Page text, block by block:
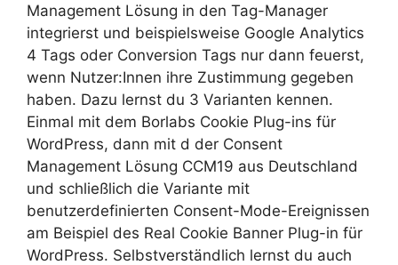
Management Lösung in den Tag-Manager
integrierst und beispielsweise Google Analytics
4 Tags oder Conversion Tags nur dann feuerst,
wenn Nutzer:Innen ihre Zustimmung gegeben
haben. Dazu lernst du 3 Varianten kennen.
Einmal mit dem Borlabs Cookie Plug-ins für
WordPress, dann mit d der Consent
Management Lösung CCM19 aus Deutschland
und schließlich die Variante mit
benutzerdefinierten Consent-Mode-Ereignissen
am Beispiel des Real Cookie Banner Plug-in für
WordPress. Selbstverständlich lernst du auch